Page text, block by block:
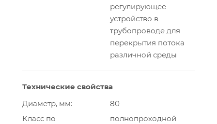
регулирующее
устройство в
трубопроводе для
перекрытия потока
различной среды
Технические свойства
Диаметр, мм
80
Класс по
полнопроходной